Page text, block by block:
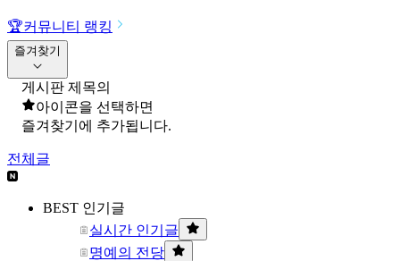
🏆커뮤니티 랭킹
즐겨찾기
게시판 제목의
아이콘을 선택하면
즐겨찾기에 추가됩니다.
전체글
BEST 인기글
실시간 인기글
명예의 전당